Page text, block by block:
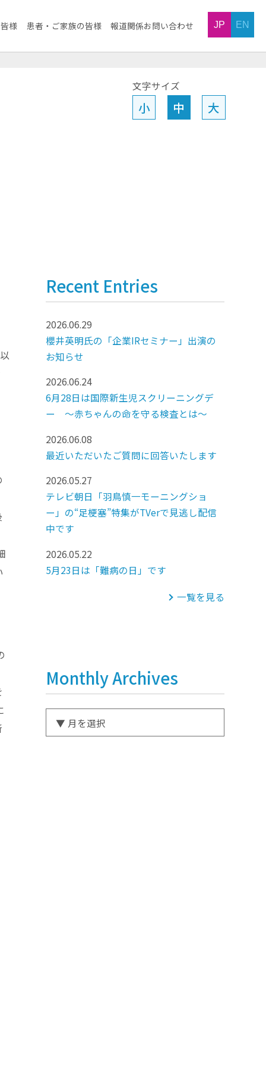
様 患者・ご家族の皆様 報道関係お問い合わせ JP EN
文字サイズ
小 中 大
Recent Entries
2026.06.29
櫻井英明氏の「企業IRセミナー」出演の
お知らせ
2026.06.24
6月28日は国際新生児スクリーニングデ
ー ～赤ちゃんの命を守る検査とは～
2026.06.08
最近いただいたご質問に回答いたします
2026.05.27
テレビ朝日「羽鳥慎一モーニングショ
ー」の“足梗塞”特集がTVerで見逃し配信
中です
2026.05.22
5月23日は「難病の日」です
一覧を見る
Monthly Archives